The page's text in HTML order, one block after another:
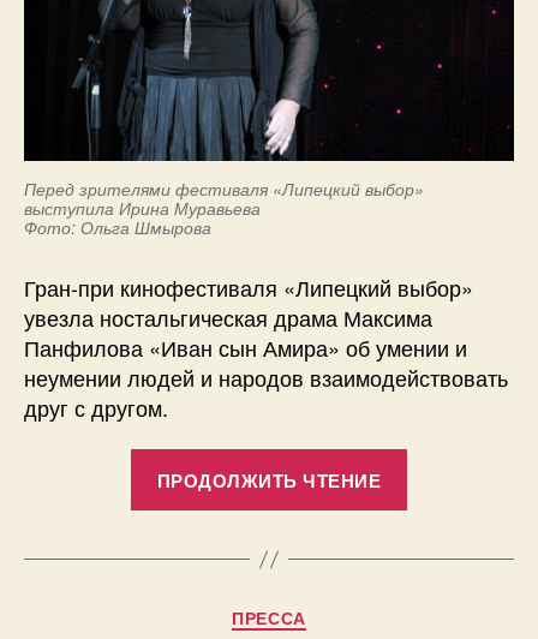
Перед зрителями фестиваля «Липецкий выбор»
выступила Ирина Муравьева
Фото: Ольга Шмырова
Гран-при кинофестиваля «Липецкий выбор»
увезла ностальгическая драма Максима
Панфилова «Иван сын Амира» об умении и
неумении людей и народов взаимодействовать
друг с другом.
ПРОДОЛЖИТЬ ЧТЕНИЕ
выбор»»
Рубрики
ПРЕССА